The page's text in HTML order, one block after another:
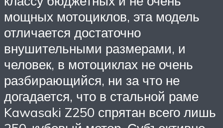
мощных мотоциклов, эта модель
отличается достаточно
внушительными размерами, и
человек, в мотоциклах не очень
разбирающийся, ни за что не
догадается, что в стальной раме
Kawasaki Z250 спрятан всего лишь